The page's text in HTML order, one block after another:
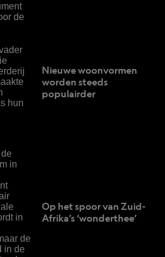
Nieuwe woonvormen
worden steeds
populairder
Op het spoor van Zuid-
Afrika’s ‘wonderthee’